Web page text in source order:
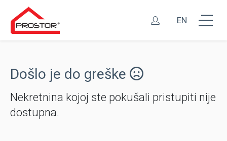
EN
Došlo je do greške
Nekretnina kojoj ste pokušali pristupiti nije
dostupna.